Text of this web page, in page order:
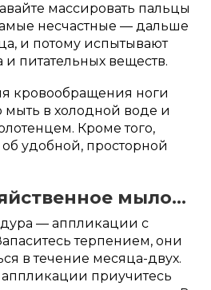
массировать пальцы
несчастные — дальше
и потому испытывают
питательных веществ.
кровообращения ноги
в холодной воде и
Кроме того,
удобной, просторной
мыло…
— аппликации с
терпением, они
в течение месяца-двух.
приучитесь